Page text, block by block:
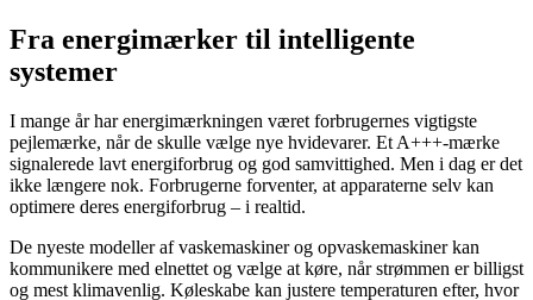
Fra energimærker til intelligente
systemer
I mange år har energimærkningen været forbrugernes vigtigste
pejlemærke, når de skulle vælge nye hvidevarer. Et A+++-mærke
signalerede lavt energiforbrug og god samvittighed. Men i dag er det
ikke længere nok. Forbrugerne forventer, at apparaterne selv kan
optimere deres energiforbrug – i realtid.
De nyeste modeller af vaskemaskiner og opvaskemaskiner kan
kommunikere med elnettet og vælge at køre, når strømmen er billigst
og mest klimavenlig. Køleskabe kan justere temperaturen efter, hvor